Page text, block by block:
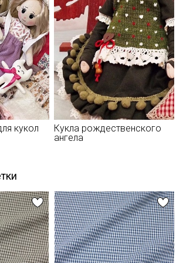
кукол
Кукла рождественского
ангела